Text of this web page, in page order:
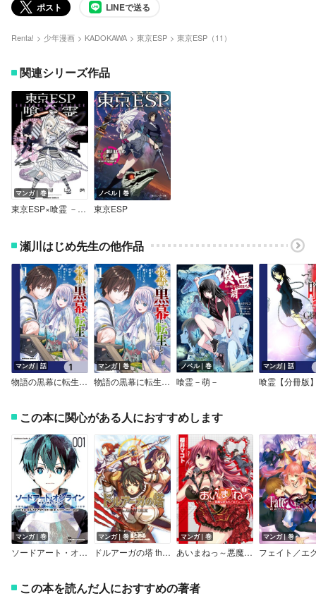
ポスト LINEで送る
Renta! 少年漫画 KADOKAWA 東京ESP 東京ESP（11）
関連シリーズ作品
マンガ｜巻
東京ESP×喰霊 －SHADOW WALKER－
ノベル｜巻
東京ESP
瀬川はじめ先生の他作品
マンガ｜話
物語の黒幕に転生して【分冊版】
マンガ｜巻
物語の黒幕に転生して
ノベル｜巻
喰霊－萌－
マンガ｜話
喰霊【分冊版
この本に関心がある人におすすめします
マンガ｜巻
ソードアート・オンライン ユナイタル・リング
マンガ｜巻
ドルアーガの塔 the Aegis of URUK
マンガ｜巻
あいまねっ～悪魔な彼女をプロデュース～
マンガ｜巻
この本を読んだ人におすすめの著者